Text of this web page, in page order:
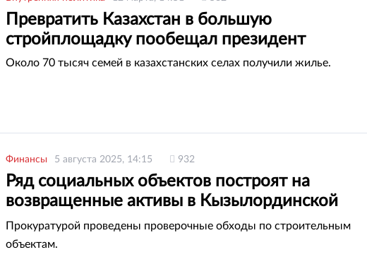
Превратить Казахстан в большую
стройплощадку пообещал президент
Около 70 тысяч семей в казахстанских селах получили жилье.
Финансы 5 августа 2025, 14:15 932
Ряд социальных объектов построят на
возвращенные активы в Кызылординской
области
Прокуратурой проведены проверочные обходы по строительным
объектам.